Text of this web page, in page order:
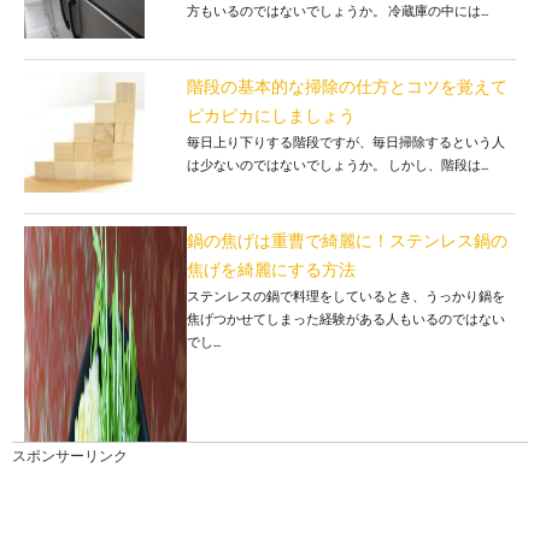
方もいるのではないでしょうか。 冷蔵庫の中には...
階段の基本的な掃除の仕方とコツを覚えて
ピカピカにしましょう
毎日上り下りする階段ですが、毎日掃除するという人
は少ないのではないでしょうか。 しかし、階段は...
鍋の焦げは重曹で綺麗に！ステンレス鍋の
焦げを綺麗にする方法
ステンレスの鍋で料理をしているとき、うっかり鍋を
焦げつかせてしまった経験がある人もいるのではない
でし...
スポンサーリンク